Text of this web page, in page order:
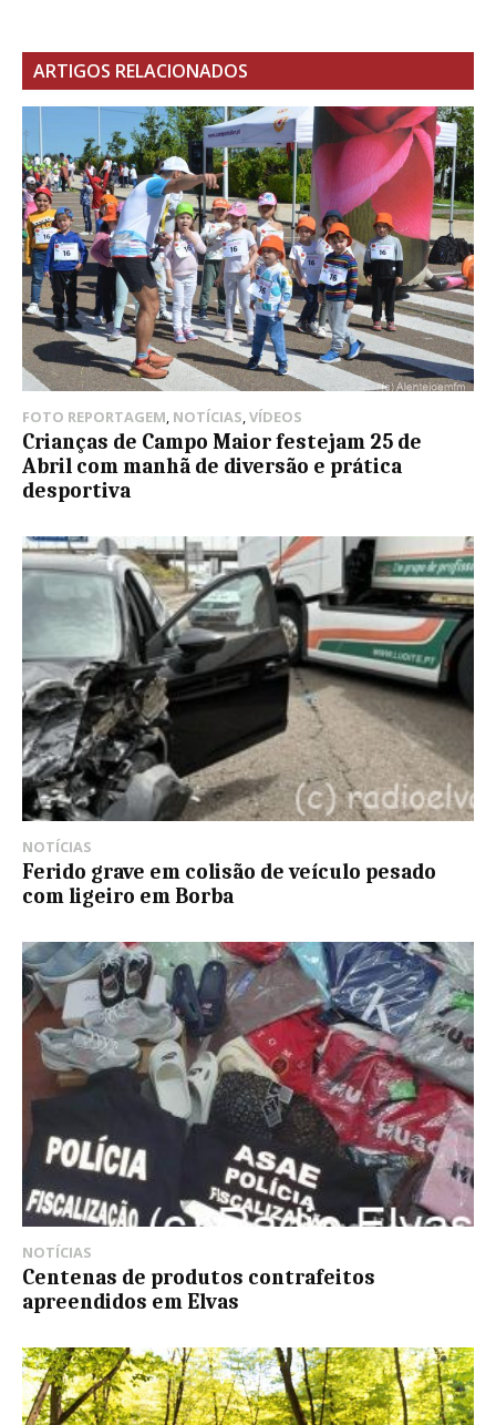
ARTIGOS RELACIONADOS
FOTO REPORTAGEM, NOTÍCIAS,VÍDEOS
Crianças de Campo Maior festejam 25 de
Abril com manhã de diversão e prática
desportiva
NOTÍCIAS
Ferido grave em colisão de veículo pesado
com ligeiro em Borba
NOTÍCIAS
Centenas de produtos contrafeitos
apreendidos em Elvas